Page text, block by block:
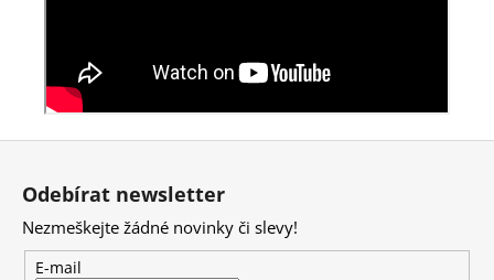
Odebírat newsletter
Nezmeškejte žádné novinky či slevy!
E-mail